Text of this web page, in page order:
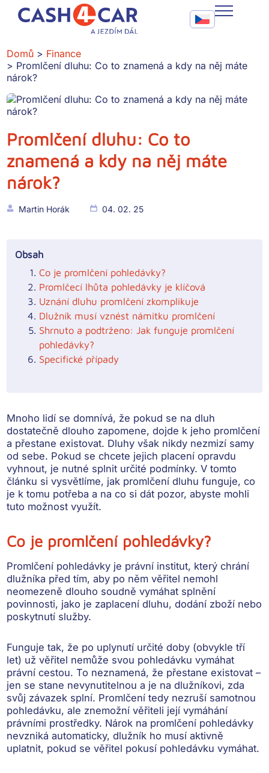
Promlčení dluhu: Co to znamená a kdy na něj máte nárok?
CASH4CAR
FAQ
BLOG
SLUŽBY
KONTAKT
Call To Action
Domů
Finance
Promlčení dluhu: Co to znamená a kdy na něj máte
nárok?
Promlčení dluhu: Co to
znamená a kdy na něj máte
nárok?
Martin Horák 04. 02. 25
Obsah
Co je promlčení pohledávky?
Promlčecí lhůta pohledávky je klíčová
Uznání dluhu promlčení zkomplikuje
Dlužník musí vznést námitku promlčení
Shrnuto a podtrženo: Jak funguje promlčení
pohledávky?
Specifické případy
Mnoho lidí se domnívá, že pokud se na dluh
dostatečně dlouho zapomene, dojde k jeho promlčení
a přestane existovat. Dluhy však nikdy nezmizí samy
od sebe. Pokud se chcete jejich placení opravdu
vyhnout, je nutné splnit určité podmínky. V tomto
článku si vysvětlíme, jak promlčení dluhu funguje, co
je k tomu potřeba a na co si dát pozor, abyste mohli
tuto možnost využít.
Co je promlčení pohledávky?
Promlčení pohledávky je právní institut, kterýchrání
dlužníka před tím, aby po něm věřitel nemohl
neomezeně dlouho soudně vymáhat splnění
povinnosti, jako je zaplacení dluhu, dodání zboží nebo
poskytnutí služby.
Funguje tak, že po uplynutí určité doby (obvykle tří
let) už věřitel nemůže svou pohledávku vymáhat
právní cestou. To neznamená, že přestane existovat –
jen se stane nevynutitelnou a je na dlužníkovi, zda
svůj závazek splní. Promlčení tedy nezruší samotnou
pohledávku, ale znemožní věřiteli její vymáhání
právními prostředky. Nárok na promlčení pohledávky
nevzniká automaticky, dlužník ho musí aktivně
uplatnit, pokud se věřitel pokusí pohledávku vymáhat.